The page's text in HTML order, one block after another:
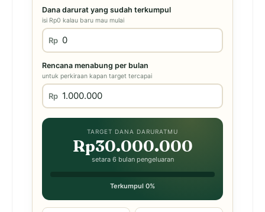
Dana darurat yang sudah terkumpul
isi Rp0 kalau baru mau mulai
Rp
Rencana menabung per bulan
untuk perkiraan kapan target tercapai
Rp
TARGET DANA DARURATMU
Rp30.000.000
setara 6 bulan pengeluaran
Terkumpul 0%